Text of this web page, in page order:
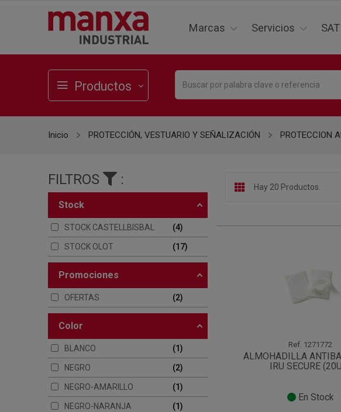
Marcas Servicios SAT
Productos
Inicio PROTECCIÓN, VESTUARIO Y SEÑALIZACIÓN PROTECCION
FILTROS :
stock
STOCK CASTELLBISBAL 4
STOCK OLOT 17
promociones
OFERTAS 2
color
BLANCO 1
NEGRO 2
NEGRO-AMARILLO 1
NEGRO-NARANJA 1
Hay 20 Productos.
Ref. 1271772
ALMOHADILLA
IRU SECURE
En Stock